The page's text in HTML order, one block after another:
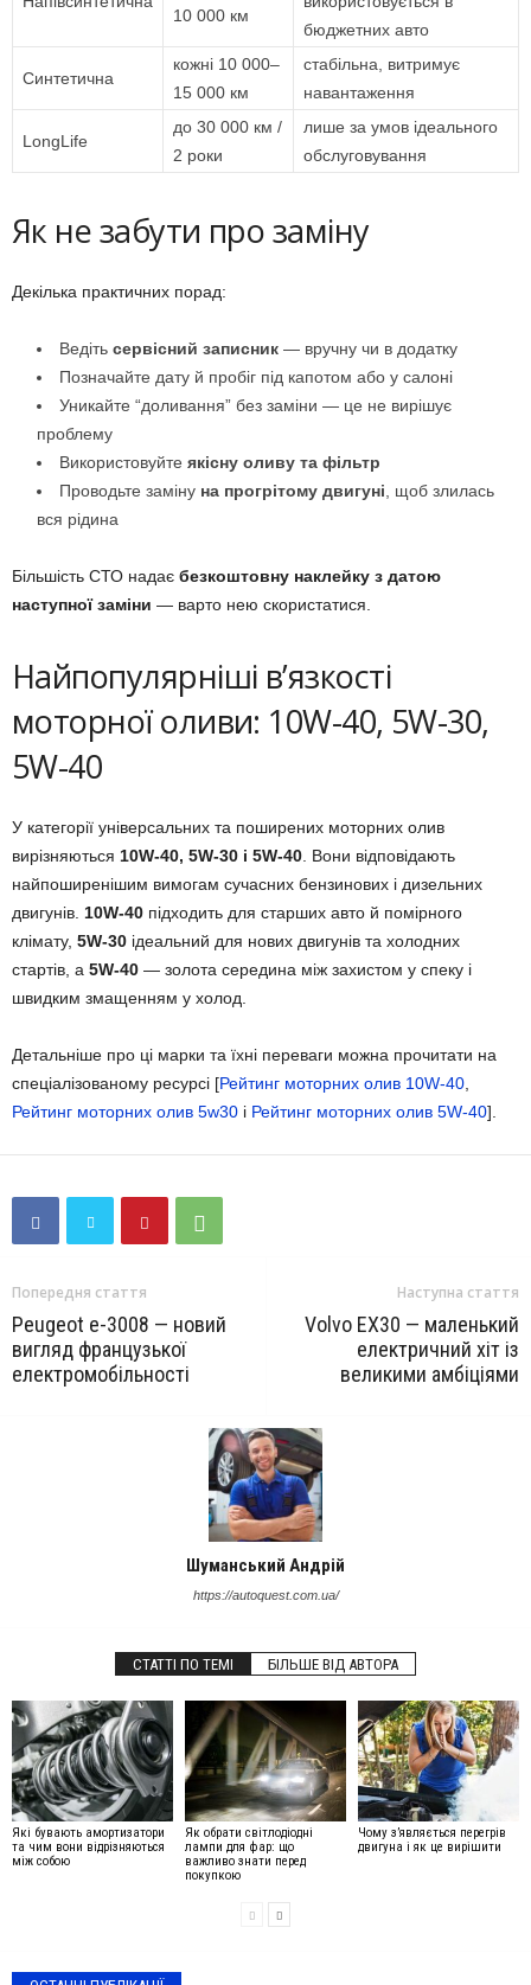
10 000 км
бюджетних авто
Синтетична
кожні 10 000–
15 000 км
стабільна, витримує
навантаження
LongLife
до 30 000 км /
2 роки
лише за умов ідеального
обслуговування
Як не забути про заміну
Декілька практичних порад:
Ведіть сервісний записник — вручну чи в додатку
Позначайте дату й пробіг під капотом або у салоні
Уникайте “доливання” без заміни — це не вирішує
проблему
Використовуйте якісну оливу та фільтр
Проводьте заміну на прогрітому двигуні, щоб злилась
вся рідина
Більшість СТО надає безкоштовну наклейку з датою
наступної заміни — варто нею скористатися.
Найпопулярніші в’язкості
моторної оливи: 10W-40, 5W-30,
5W-40
У категорії універсальних та поширених моторних олив
вирізняються 10W-40, 5W-30 і 5W-40. Вони відповідають
найпоширенішим вимогам сучасних бензинових і дизельних
двигунів. 10W-40 підходить для старших авто й помірного
клімату, 5W-30 ідеальний для нових двигунів та холодних
стартів, а 5W-40 — золота середина між захистом у спеку і
швидким змащенням у холод.
Детальніше про ці марки та їхні переваги можна прочитати на
спеціалізованому ресурсі [Рейтинг моторних олив 10W-40,
Рейтинг моторних олив 5w30 і Рейтинг моторних олив 5W-40].
Попередня стаття
Peugeot e-3008 — новий
вигляд французької
електромобільності
Наступна стаття
Volvo EX30 — маленький
електричний хіт із
великими амбіціями
Шуманський Андрій
https://autoquest.com.ua/
СТАТТІ ПО ТЕМІ БІЛЬШЕ ВІД АВТОРА
Які бувають амортизатори
та чим вони відрізняються
між собою
Як обрати світлодіодні
лампи для фар: що
важливо знати перед
покупкою
Чому з’являється перегрів
двигуна і як це вирішити